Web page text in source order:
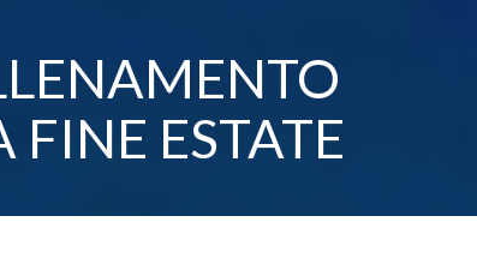
FINE ESTATE